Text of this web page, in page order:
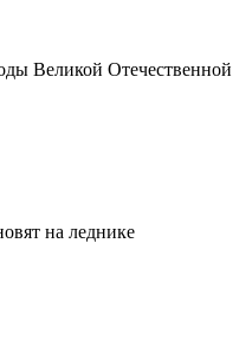
Великой Отечественной
на леднике